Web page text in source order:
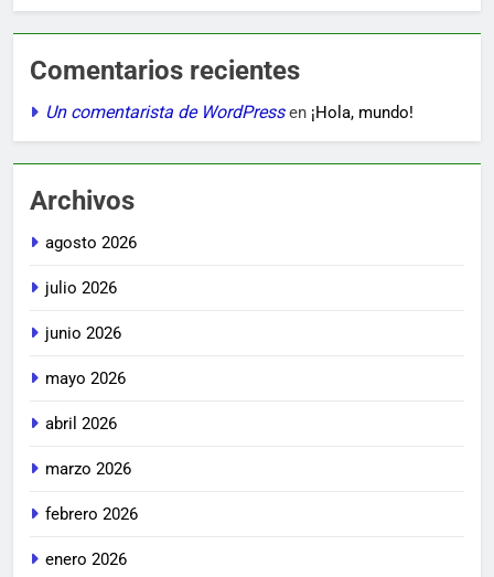
Comentarios recientes
Un comentarista de WordPressen ¡Hola, mundo!
Archivos
agosto 2026
julio 2026
junio 2026
mayo 2026
abril 2026
marzo 2026
febrero 2026
enero 2026